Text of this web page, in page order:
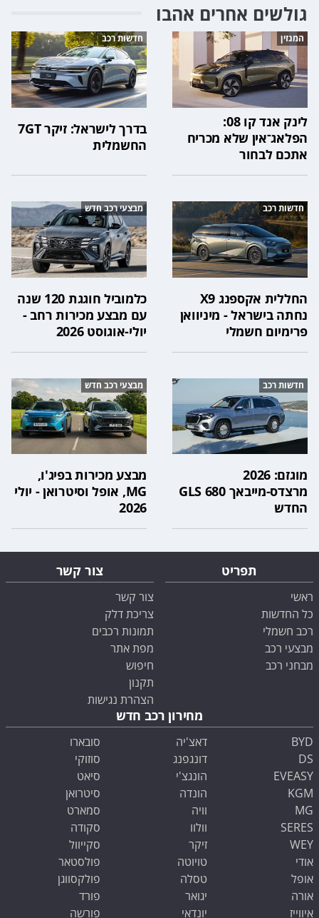
גולשים אחרים אהבו
המגזין
לינק אנד קו 08:
הפלאג־אין שלא מכריח
אתכם לבחור
חדשות רכב
בדרך לישראל: זיקר 7GT
החשמלית
חדשות רכב
החללית אקספנג X9
נחתה בישראל - מיניוואן
פרימיום חשמלי
מבצעי רכב חדש
כלמוביל חוגגת 120 שנה
עם מבצע מכירות רחב -
יולי-אוגוסט 2026
חדשות רכב
מוגזם: 2026
מרצדס-מייבאך GLS 680
החדש
מבצעי רכב חדש
מבצע מכירות בפיג'ו,
MG, אופל וסיטרואן - יולי
2026
תפריט
ראשי
כל החדשות
רכב חשמלי
מבצעי רכב
מבחני רכב
צור קשר
צור קשר
צריכת דלק
תמונות רכבים
מפת אתר
חיפוש
תקנון
הצהרת נגישות
מחירון רכב חדש
BYD
DS
EVEASY
KGM
MG
SERES
WEY
אודי
אופל
אורה
איווייז
דאצ'יה
דונגפנג
הונגצ'י
הונדה
וויה
וולוו
זיקר
טויוטה
טסלה
יגואר
יונדאי
סובארו
סוזוקי
סיאט
סיטרואן
סמארט
סקודה
סקייוול
פולסטאר
פולקסווגן
פורד
פורשה